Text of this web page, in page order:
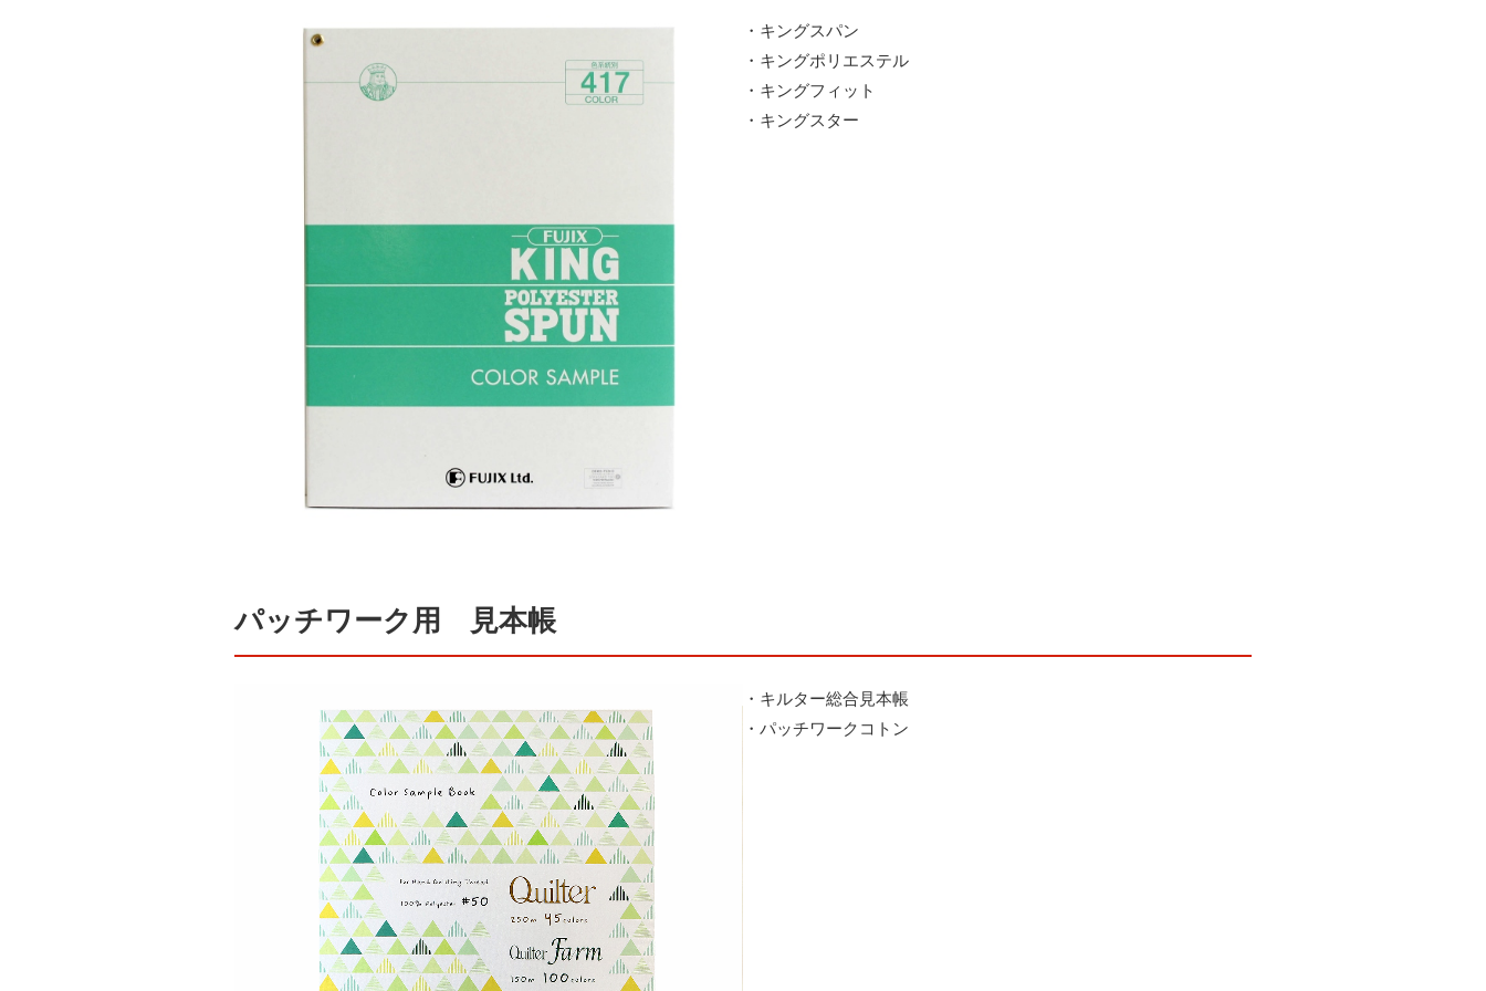
・キングスパン
・キングポリエステル
・キングフィット
・キングスター
パッチワーク用 見本帳
・キルター総合見本帳
・パッチワークコトン